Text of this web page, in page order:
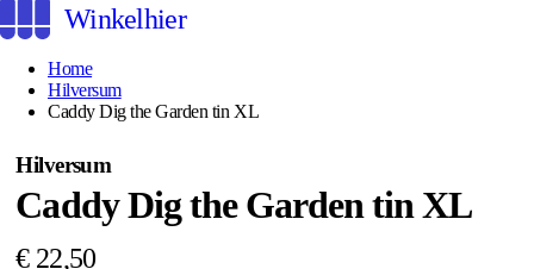
Winkelhier
Home
Hilversum
Caddy Dig the Garden tin XL
Hilversum
Caddy Dig the Garden tin XL
€ 22,50